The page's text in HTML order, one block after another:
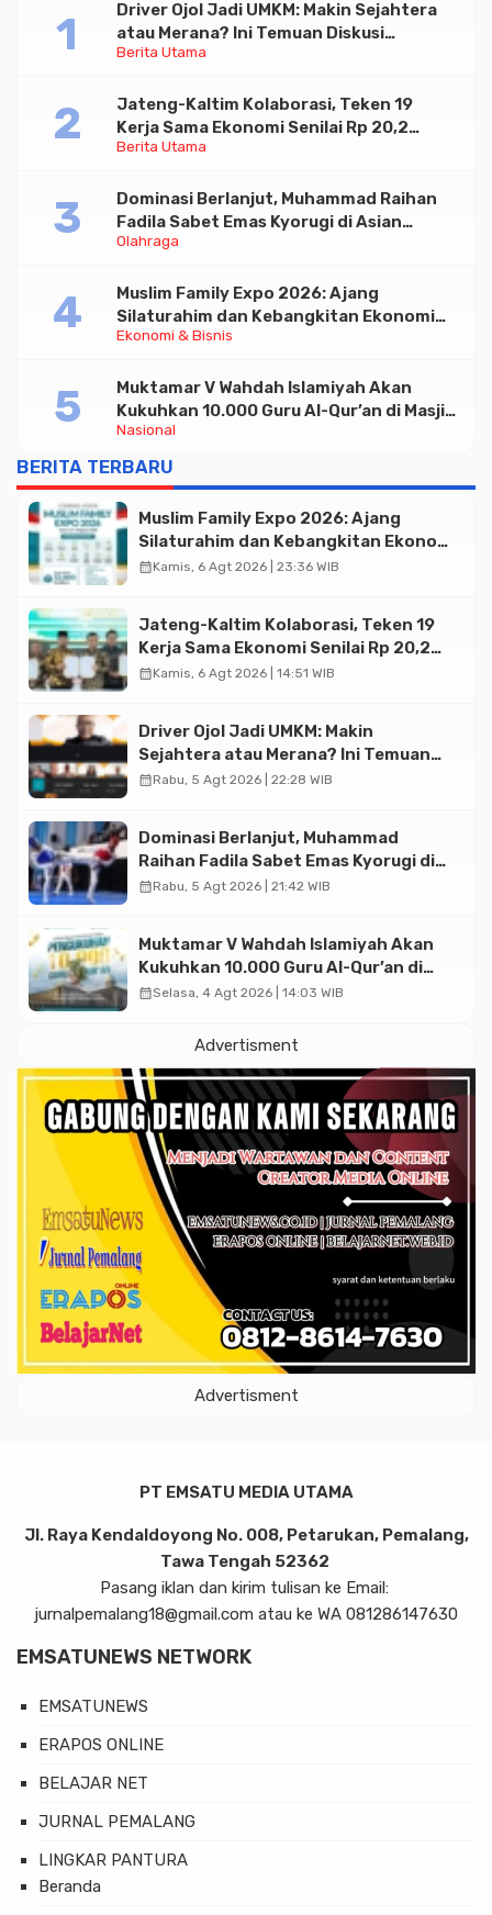
Berita Utama
Driver Ojol Jadi UMKM: Makin Sejahtera
atau Merana? Ini Temuan Diskusi
Paramadina
Berita Utama
Jateng-Kaltim Kolaborasi, Teken 19
Kerja Sama Ekonomi Senilai Rp 20,2
Triliun
Olahraga
Dominasi Berlanjut, Muhammad Raihan
Fadila Sabet Emas Kyorugi di Asian
Taekwondo Indonesia Open 2026
Ekonomi & Bisnis
Muslim Family Expo 2026: Ajang
Silaturahim dan Kebangkitan Ekonomi
Halal di Jakarta
Nasional
Muktamar V Wahdah Islamiyah Akan
Kukuhkan 10.000 Guru Al-Qur’an di Masjid
Istiqlal
BERITA TERBARU
Muslim Family Expo 2026: Ajang
Silaturahim dan Kebangkitan Ekonomi
Halal di Jakarta
calendar_monthKamis, 6 Agt 2026 | 23:36 WIB
Jateng-Kaltim Kolaborasi, Teken 19
Kerja Sama Ekonomi Senilai Rp 20,2
Triliun
calendar_monthKamis, 6 Agt 2026 | 14:51 WIB
Driver Ojol Jadi UMKM: Makin
Sejahtera atau Merana? Ini Temuan
Diskusi Paramadina
calendar_monthRabu, 5 Agt 2026 | 22:28 WIB
Dominasi Berlanjut, Muhammad
Raihan Fadila Sabet Emas Kyorugi di
Asian Taekwondo Indonesia Open
calendar_monthRabu, 5 Agt 2026 | 21:42 WIB
Muktamar V Wahdah Islamiyah Akan
Kukuhkan 10.000 Guru Al-Qur’an di
Masjid Istiqlal
calendar_monthSelasa, 4 Agt 2026 | 14:03 WIB
Advertisment
Advertisment
PT EMSATU MEDIA UTAMA
Jl. Raya Kendaldoyong No. 008, Petarukan, Pemalang,
Tawa Tengah 52362
Pasang iklan dan kirim tulisan ke Email:
jurnalpemalang18@gmail.com atau ke WA 081286147630
EMSATUNEWS NETWORK
EMSATUNEWS
ERAPOS ONLINE
BELAJAR NET
JURNAL PEMALANG
LINGKAR PANTURA
Beranda